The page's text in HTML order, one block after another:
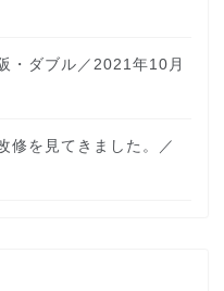
・ダブル／2021年10月
修を見てきました。／